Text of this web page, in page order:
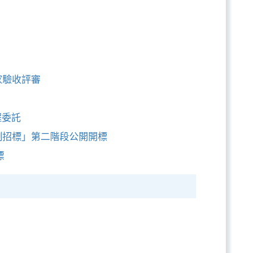
驗收評審
委託
標」第二階段公開開標